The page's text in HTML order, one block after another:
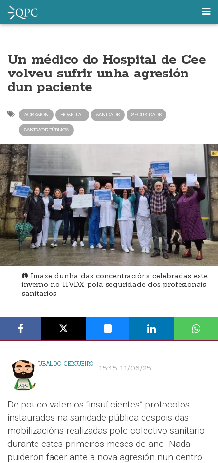
Un médico do Hospital de Cee
volveu sufrir unha agresión
dun paciente
AGRESION HOSPITAL SANIDADE SEGURIDADE
SANIDADE PÚBLICA
Imaxe dunha das concentracións celebradas este
inverno no HVDX pola seguridade dos profesionais
sanitarios
UBALDO CERQUEIRO 15:45 11/06/25
De pouco valen os “insuficientes” protocolos
instaurados na sanidade pública despois das
mobilizacións realizadas polo colectivo sanitario
durante estes primeiros meses do ano. Nada
puideron facer ante a nova agresión nun centro